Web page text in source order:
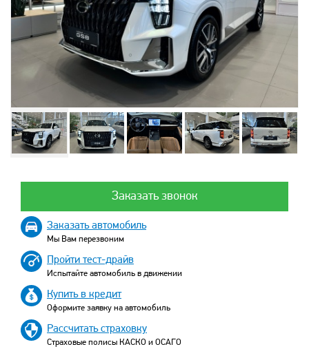
Заказать звонок
Заказать автомобиль
Мы Вам перезвоним
Пройти тест-драйв
Испытайте автомобиль в движении
Купить в кредит
Оформите заявку на автомобиль
Рассчитать страховку
Страховые полисы КАСКО и ОСАГО